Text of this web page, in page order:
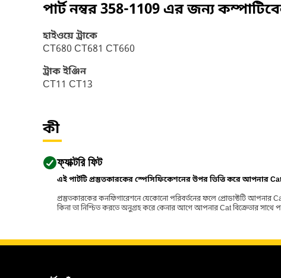
পার্ট নম্বর358-1109এর জন্য
হাইওয়ে ট্রাকে
CT680 CT681 CT660
ট্রাক ইঞ্জিন
CT11 CT13
কী
ফ্যাক্টরি ফিট
এই পার্টটি প্রস্তুতকারকের স্পেসিফিকেশনের উপর ভিত্তি করে আপনার
প্রস্তুতকারকের কনফিগারেশনে যেকোনো পরিবর্তনের ফলে প্রোডাক্টটি আপনার
কিনা তা নিশ্চিত করতে অনুগ্রহ করে কেনার আগে আপনার Cat বিক্রেতার সাথে